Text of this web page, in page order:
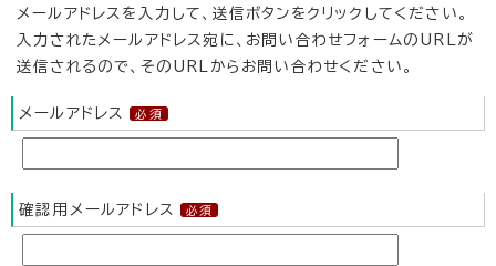
メールアドレスを入力して、送信ボタンをクリックしてください。
入力されたメールアドレス宛に、お問い合わせフォームのURLが
送信されるので、そのURLからお問い合わせください。
メールアドレス
確認用メールアドレス